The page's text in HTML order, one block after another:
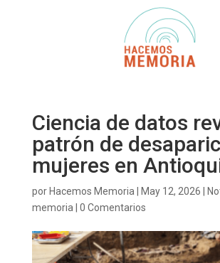
Ciencia de datos
patrón de
mujeres en
por Hacemos Memoria May 12, 2026
memoria
0 Comentarios